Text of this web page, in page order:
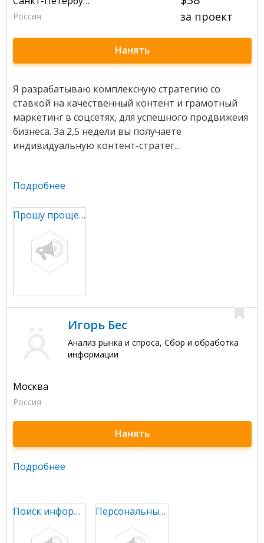
Россия за проект
Нанять
Я разрабатываю комплексную стратегию со
ставкой на качественный контент и грамотный
маркетинг в соцсетях, для успешного продвижеия
бизнеса. За 2,5 недели вы получаете
индивидуальную контент-стратег...
Подробнее
Прошу прощения за неудобства, портфолио пока высылаю в ЛС
Игорь Бес
Анализ рынка и спроса, Сбор и обработка
информации
Москва
Россия
Нанять
Подробнее
Поиск информации в интернете по различной тематике Персональный помощник